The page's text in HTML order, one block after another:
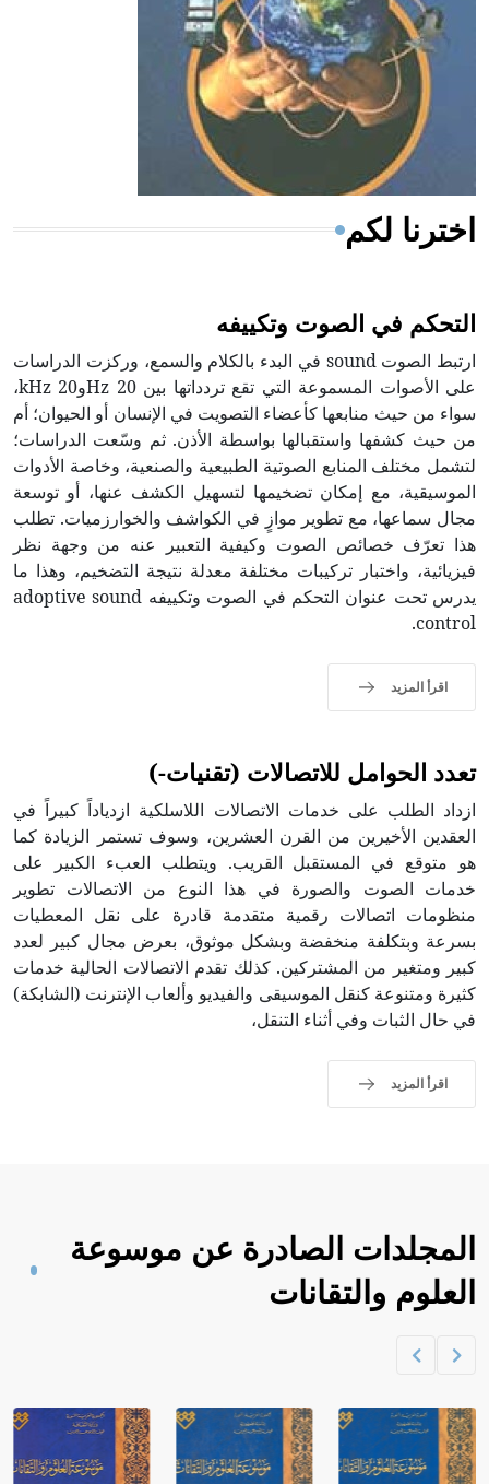
- هل تعلم أن المرجان إفراز حيواني يتكون في البحر ويتركب
من مادة كربونات الكلسيوم، وهو أحمر أو شديد الحمرة وهو
أجود أنواعه، ويمتاز بكبر الحجم ويسمى الش
اخترنا لكم
التحكم في الصوت وتكييفه
ارتبط الصوت sound في البدء بالكلام والسمع، وركزت الدراسات
على الأصوات المسموعة التي تقع تردداتها بين 20 Hzو20 kHz،
سواء من حيث منابعها كأعضاء التصويت في الإنسان أو الحيوان؛ أم
من حيث كشفها واستقبالها بواسطة الأذن. ثم وسّعت الدراسات؛
لتشمل مختلف المنابع الصوتية الطبيعية والصنعية، وخاصة الأدوات
الموسيقية، مع إمكان تضخيمها لتسهيل الكشف عنها، أو توسعة
مجال سماعها، مع تطوير موازٍ في الكواشف والخوارزميات. تطلب
هذا تعرّف خصائص الصوت وكيفية التعبير عنه من وجهة نظر
فيزيائية، واختبار تركيبات مختلفة معدلة نتيجة التضخيم، وهذا ما
يدرس تحت عنوان التحكم في الصوت وتكييفه adoptive sound
control.
اقرأ المزيد
تعدد الحوامل للاتصالات (تقنيات-)
ازداد الطلب على خدمات الاتصالات اللاسلكية ازدياداً كبيراً في
العقدين الأخيرين من القرن العشرين، وسوف تستمر الزيادة كما
هو متوقع في المستقبل القريب. ويتطلب العبء الكبير على
خدمات الصوت والصورة في هذا النوع من الاتصالات تطوير
منظومات اتصالات رقمية متقدمة قادرة على نقل المعطيات
بسرعة وبتكلفة منخفضة وبشكل موثوق، بعرض مجال كبير لعدد
كبير ومتغير من المشتركين. كذلك تقدم الاتصالات الحالية خدمات
كثيرة ومتنوعة كنقل الموسيقى والفيديو وألعاب الإنترنت (الشابكة)
في حال الثبات وفي أثناء التنقل،
اقرأ المزيد
المجلدات الصادرة عن موسوعة
العلوم والتقانات